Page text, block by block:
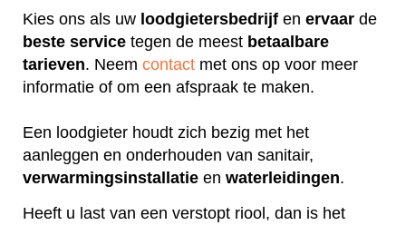
Kies ons als uw loodgietersbedrijf en ervaar de
beste service tegen de meest betaalbare
tarieven. Neem contact met ons op voor meer
informatie of om een afspraak te maken.
Een loodgieter houdt zich bezig met het
aanleggen en onderhouden van sanitair,
verwarmingsinstallatie en waterleidingen.
Heeft u last van een verstopt riool, dan is het